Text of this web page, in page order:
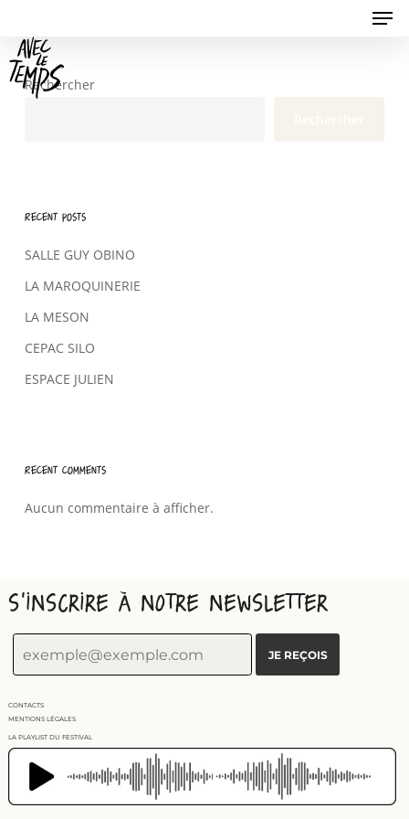
main
contentRechercher
Recent Posts
SALLE GUY OBINO
LA MAROQUINERIE
LA MESON
CEPAC SILO
ESPACE JULIEN
Recent Comments
Aucun commentaire à afficher.
S'INSCRIRE À NOTRE NEWSLETTER
CONTACTS
MENTIONS LÉGALES
LA PLAYLIST DU FESTIVAL